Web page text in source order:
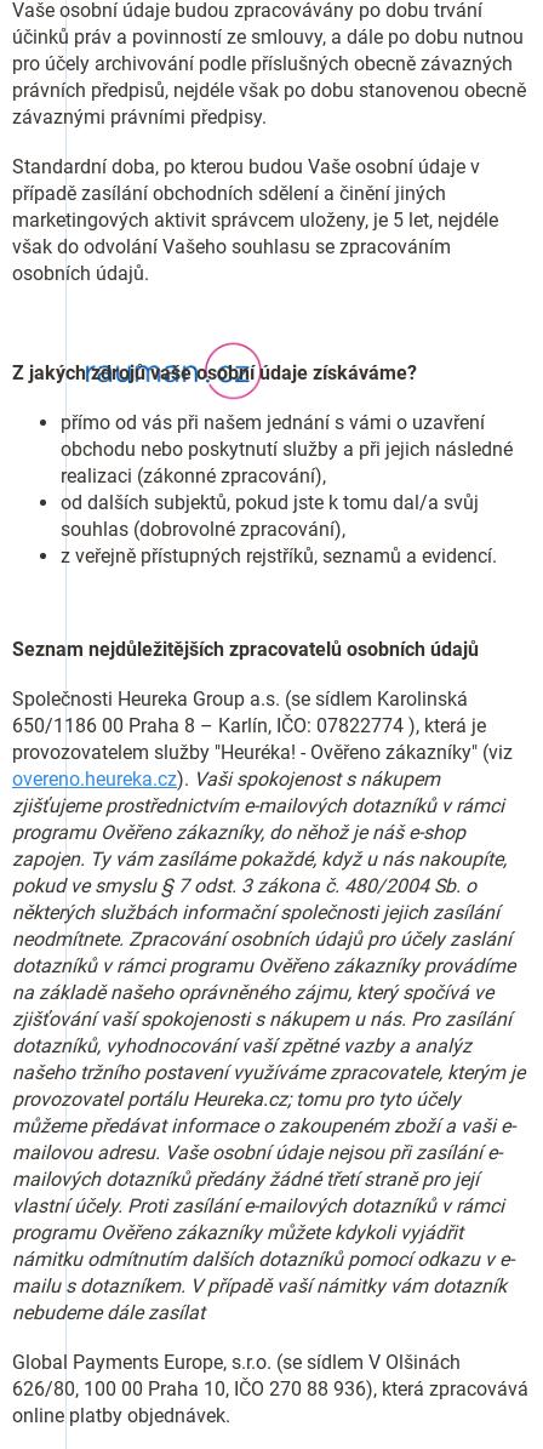
Vaše osobní údaje budou zpracovávány po dobu trvání
účinků práv a povinností ze smlouvy, a dále po dobu nutnou
pro účely archivování podle příslušných obecně závazných
právních předpisů, nejdéle však po dobu stanovenou obecně
závaznými právními předpisy.
Standardní doba, po kterou budou Vaše osobní údaje v
případě zasílání obchodních sdělení a činění jiných
marketingových aktivit správcem uloženy, je 5 let, nejdéle
však do odvolání Vašeho souhlasu se zpracováním
osobních údajů.
Z jakých zdrojů vaše osobní údaje získáváme?
přímo od vás při našem jednání s vámi o uzavření
obchodu nebo poskytnutí služby a při jejich následné
realizaci (zákonné zpracování),
od dalších subjektů, pokud jste k tomu dal/a svůj
souhlas (dobrovolné zpracování),
z veřejně přístupných rejstříků, seznamů a evidencí.
Seznam nejdůležitějších zpracovatelů osobních údajů
Společnosti Heureka Group a.s. (se sídlem Karolinská
650/1186 00 Praha 8 – Karlín, IČO: 07822774 ), která je
provozovatelem služby "Heuréka! - Ověřeno zákazníky" (viz
overeno.heureka.cz). Vaši spokojenost s nákupem
zjišťujeme prostřednictvím e-mailových dotazníků v rámci
programu Ověřeno zákazníky, do něhož je náš e-shop
zapojen. Ty vám zasíláme pokaždé, když u nás nakoupíte,
pokud ve smyslu § 7 odst. 3 zákona č. 480/2004 Sb. o
některých službách informační společnosti jejich zasílání
neodmítnete. Zpracování osobních údajů pro účely zaslání
dotazníků v rámci programu Ověřeno zákazníky provádíme
na základě našeho oprávněného zájmu, který spočívá ve
zjišťování vaší spokojenosti s nákupem u nás. Pro zasílání
dotazníků, vyhodnocování vaší zpětné vazby a analýz
našeho tržního postavení využíváme zpracovatele, kterým je
provozovatel portálu Heureka.cz; tomu pro tyto účely
můžeme předávat informace o zakoupeném zboží a vaši e-
mailovou adresu. Vaše osobní údaje nejsou při zasílání e-
mailových dotazníků předány žádné třetí straně pro její
vlastní účely. Proti zasílání e-mailových dotazníků v rámci
programu Ověřeno zákazníky můžete kdykoli vyjádřit
námitku odmítnutím dalších dotazníků pomocí odkazu v e-
mailu s dotazníkem. V případě vaší námitky vám dotazník
nebudeme dále zasílat
Global Payments Europe, s.r.o. (se sídlem V Olšinách
626/80, 100 00 Praha 10, IČO 270 88 936), která zpracovává
online platby objednávek.